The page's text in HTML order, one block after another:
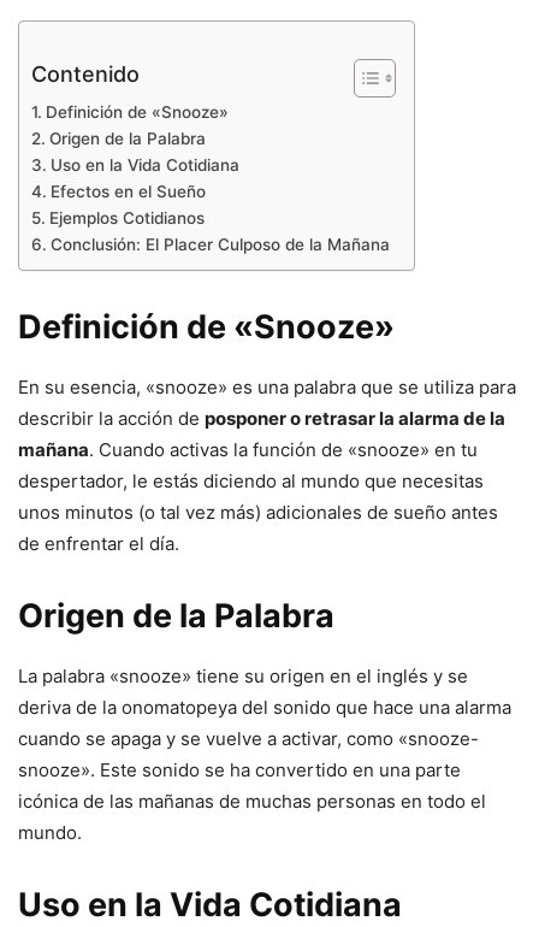
Contenido
Definición de «Snooze»
Origen de la Palabra
Uso en la Vida Cotidiana
Efectos en el Sueño
Ejemplos Cotidianos
Conclusión: El Placer Culposo de la Mañana
Definición de «Snooze»
En su esencia, «snooze» es una palabra que se utiliza para
describir la acción de posponer o retrasar la alarma de la
mañana. Cuando activas la función de «snooze» en tu
despertador, le estás diciendo al mundo que necesitas
unos minutos (o tal vez más) adicionales de sueño antes
de enfrentar el día.
Origen de la Palabra
La palabra «snooze» tiene su origen en el inglés y se
deriva de la onomatopeya del sonido que hace una alarma
cuando se apaga y se vuelve a activar, como «snooze-
snooze». Este sonido se ha convertido en una parte
icónica de las mañanas de muchas personas en todo el
mundo.
Uso en la Vida Cotidiana